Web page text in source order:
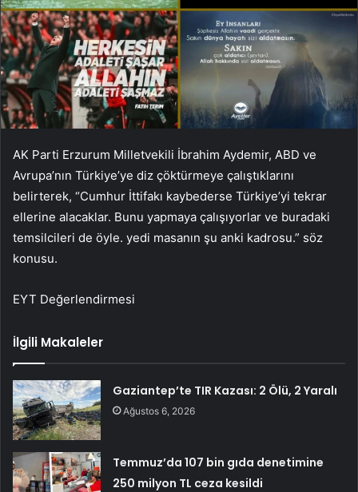
AK Parti Erzurum Milletvekili İbrahim Aydemir, ABD ve
Avrupa’nın Türkiye’ye diz çöktürmeye çalıştıklarını
belirterek, “Cumhur İttifakı kaybederse Türkiye’yi tekrar
ellerine alacaklar. Bunu yapmaya çalışıyorlar ve buradaki
temsilcileri de öyle. yedi masanın şu anki kadrosu.” söz
konusu.
EYT Değerlendirmesi
İlgili Makaleler
Gaziantep’te TIR Kazası: 2 Ölü, 2 Yaralı
Ağustos 6, 2026
Temmuz’da 107 bin gıda denetimine
250 milyon TL ceza kesildi